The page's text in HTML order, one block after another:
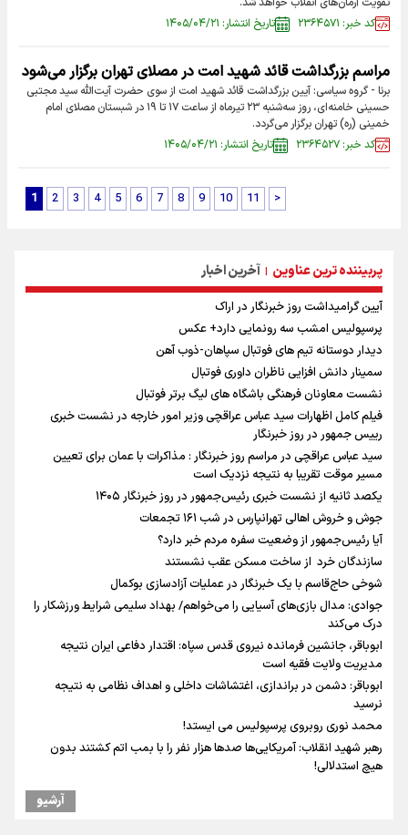
کد خبر: ۲۳۶۴۵۷۱
تاریخ انتشار: ۱۴۰۵/۰۴/۲۱
مراسم بزرگداشت قائد شهید امت در مصلای تهران برگزار می‌شود
برنا - گروه سیاسی: آیین بزرگداشت قائد شهید امت از سوی حضرت آیت‌الله سید مجتبی
حسینی خامنه‌ای، روز سه‌شنبه ۲۳ تیرماه از ساعت ۱۷ تا ۱۹ در شبستان مصلای امام
خمینی (ره) تهران برگزار می‌گردد.
کد خبر: ۲۳۶۴۵۲۷
تاریخ انتشار: ۱۴۰۵/۰۴/۲۱
1 2 3 4 5 6 7 8 9 10 11 >
پربیننده ترین عناوین | آخرین اخبار
آیین گرامیداشت روز خبرنگار در اراک
پرسپولیس امشب سه رونمایی دارد+ عکس
دیدار دوستانه تیم های فوتبال سپاهان-ذوب آهن
سمینار دانش افزایی ناظران داوری فوتبال
نشست معاونان فرهنگی باشگاه های لیگ برتر فوتبال
فیلم کامل اظهارات سید عباس عراقچی وزیر امور خارجه در نشست خبری
رییس جمهور در روز خبرنگار
سید عباس عراقچی در مراسم روز خبرنگار : مذاکرات با عمان برای تعیین
مسیر موقت تقریبا به نتیجه نزدیک است
یکصد ثانیه از نشست خبری رئیس‌جمهور در روز خبرنگار ۱۴۰۵
جوش و خروش اهالی تهرانپارس در شب ۱۶۱ تجمعات
آیا رئیس‌جمهور از وضعیت سفره مردم خبر دارد؟
سازندگان خرد از ساخت مسکن عقب نشستند
شوخی حاج‌قاسم با یک خبرنگار در عملیات آزادسازی بوکمال
جوادی: مدال بازی‌های آسیایی را می‌خواهم/ بهداد سلیمی شرایط ورزشکار را
درک می‌کند
ابوباقر، جانشین فرمانده نیروی قدس سپاه: اقتدار دفاعی ایران نتیجه
مدیریت ولایت فقیه است
ابوباقر: دشمن در براندازی، اغتشاشات داخلی و اهداف نظامی به نتیجه
نرسید
محمد نوری روبروی پرسپولیس می ایستد!
رهبر شهید انقلاب: آمریکایی‌ها صدها هزار نفر را با بمب اتم کشتند بدون
هیچ استدلالی!
آرشیو